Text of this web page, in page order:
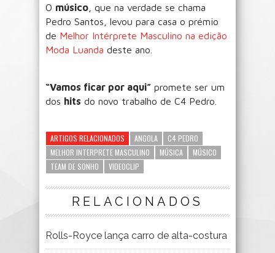
O músico , que na verdade se chama
Pedro Santos, levou para casa o prémio
de Melhor Intérprete Masculino na edição
Moda Luanda deste ano.
“Vamos ficar por aqui” promete ser um
dos hits do novo trabalho de C4 Pedro.
ARTIGOS RELACIONADOS ANGOLA
C4 PEDRO
MELHOR INTERPRETE MASCULINO
MÚSICA
MÚSICO
TEAM DE SONHO
VIDEOCLIP
RELACIONADOS
Rolls-Royce lança carro de alta-costura